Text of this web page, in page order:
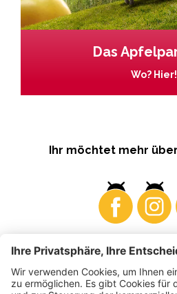
Das
Wo? Hier!
Ihr möchtet mehr
Business